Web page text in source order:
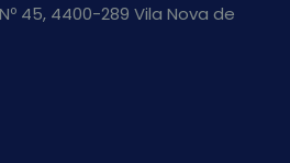
45, 4400-289 Vila Nova de